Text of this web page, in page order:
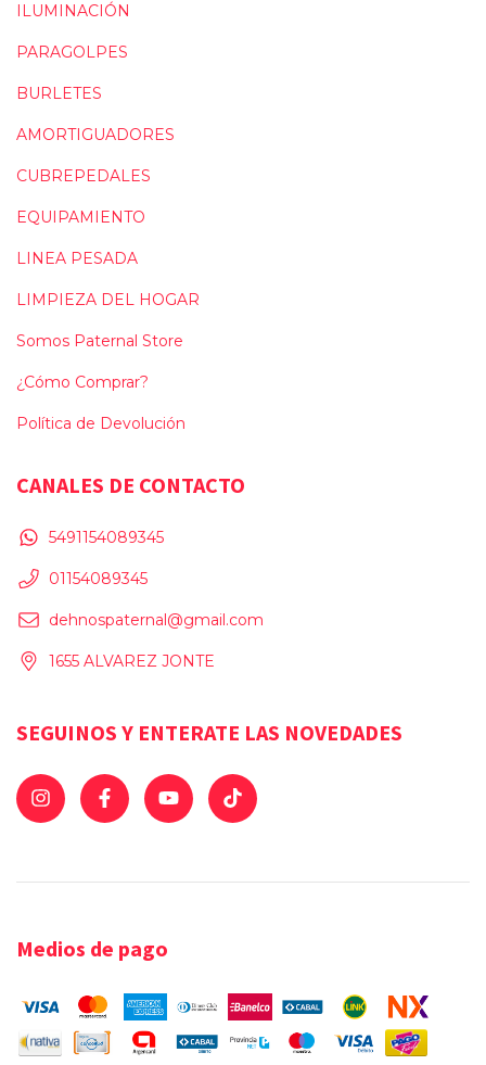
ILUMINACIÓN
PARAGOLPES
BURLETES
AMORTIGUADORES
CUBREPEDALES
EQUIPAMIENTO
LINEA PESADA
LIMPIEZA DEL HOGAR
Somos Paternal Store
¿Cómo Comprar?
Política de Devolución
CANALES DE CONTACTO
5491154089345
01154089345
dehnospaternal@gmail.com
1655 ALVAREZ JONTE
SEGUINOS Y ENTERATE LAS NOVEDADES
Medios de pago